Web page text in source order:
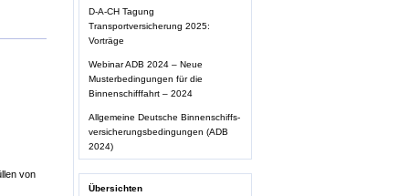
von
D-A-CH Tagung
Transportversicherung 2025:
Vorträge
Webinar ADB 2024 – Neue
Musterbedingungen für die
Binnenschifffahrt – 2024
Allgemeine Deutsche Binnenschiffs-
versicherungsbedingungen (ADB
2024)
Übersichten